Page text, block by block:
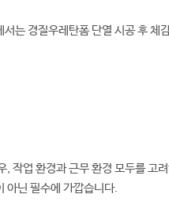
는 경질우레탄폼 단열 시공 후 체
, 작업 환경과 근무 환경 모두를 고
아닌 필수에 가깝습니다.